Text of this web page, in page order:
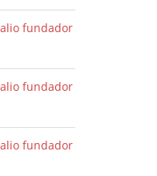
fundador
fundador
fundador